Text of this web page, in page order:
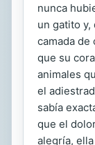
nunca
un gatito y,
camada de
que su
animales
el
sabía
que el
alegría,